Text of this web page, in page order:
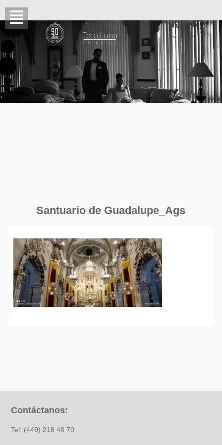
Santuario de Guadalupe_Ags
Contáctanos:
Tel: (449) 218 48 70